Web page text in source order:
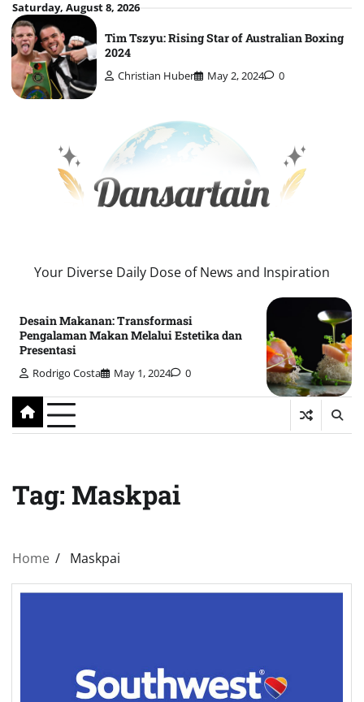
Skip
to
content
Saturday, August 8, 2026
Tim Tszyu: Rising Star of Australian Boxing
2024
Christian Huber May 2, 2024 0
Your Diverse Daily Dose of News and Inspiration
Desain Makanan: Transformasi
Pengalaman Makan Melalui Estetika dan
Presentasi
Rodrigo Costa May 1, 2024 0
Tag: Maskpai
Home Maskpai